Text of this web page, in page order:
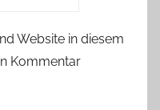
Website in diesem
Kommentar